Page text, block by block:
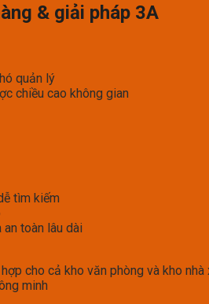
& giải pháp 3A
quản lý
chiều cao không gian
tìm kiếm
toàn lâu dài
cho cả kho văn phòng và kho
minh